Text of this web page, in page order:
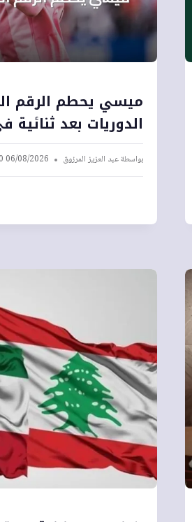
ميسي يحطم الرقم
الدوريات بعد
بواسطةعبد العزيز المرزوق 06/08/2026 09:00